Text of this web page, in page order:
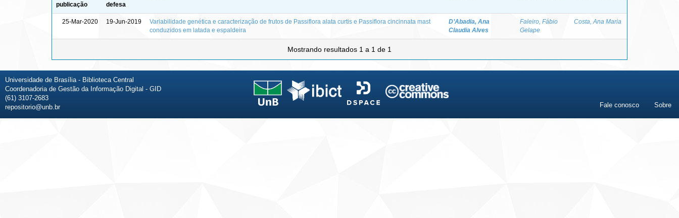
publicação
defesa
25-Mar-2020 19-Jun-2019
Variabilidade genética e caracterização de frutos de Passiflora alata curtis e Passiflora cincinnata mast
conduzidos em latada e espaldeira
D’Abadia, Ana
Claudia Alves
Faleiro, Fábio
Gelape
Costa, Ana Maria
Mostrando resultados 1 a 1 de 1
Universidade de Brasília - Biblioteca Central
Coordenadoria de Gestão da Informação Digital - GID
(61) 3107-2683
repositorio@unb.br
Fale conosco Sobre